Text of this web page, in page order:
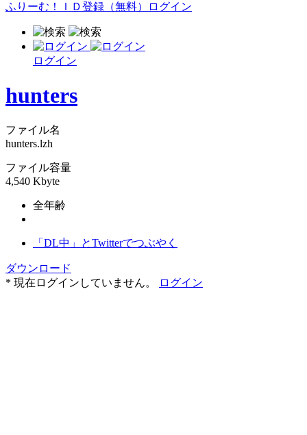
ふりーむ！ＩＤ登録（無料） ログイン
ログイン
hunters
ファイル名
hunters.lzh
ファイル容量
4,540 Kbyte
全年齢
「DL中」とTwitterでつぶやく
ダウンロード
* 現在ログインしていません。
ログイン